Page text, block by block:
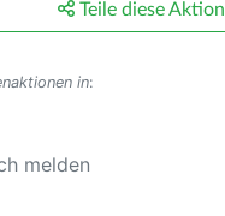
Teile diese Aktion
in:
melden